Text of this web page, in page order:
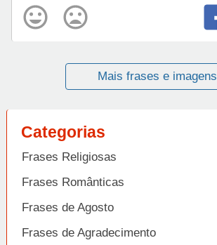
Mais frases e imagens
Categorias
Frases Religiosas
Frases Românticas
Frases de Agosto
Frases de Agradecimento